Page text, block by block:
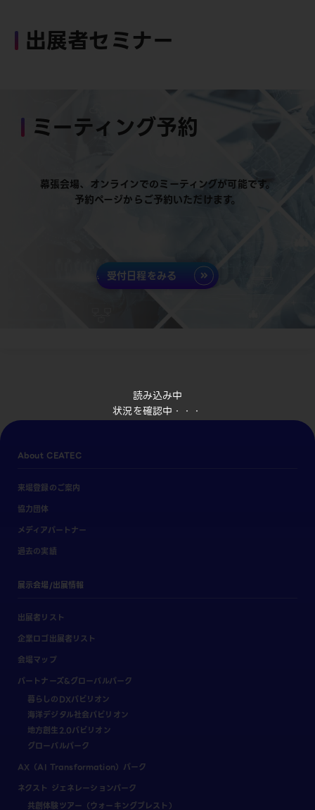
読み込み中
状況を確認中・・・
出展者セミナー
ミーティング予約
幕張会場、オンラインでのミーティングが可能です。
予約ページからご予約いただけます。
受付日程をみる
About CEATEC
来場登録のご案内
協力団体
メディアパートナー
過去の実績
展示会場/出展情報
出展者リスト
企業ロゴ出展者リスト
会場マップ
パートナーズ&グローバルパーク
暮らしのDXパビリオン
海洋デジタル社会パビリオン
地方創生2.0パビリオン
グローバルパーク
AX（AI Transformation）パーク
ネクスト ジェネレーションパーク
共創体験ツアー（ウォーキングブレスト）